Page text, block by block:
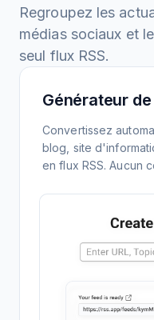
Regroupez les
médias sociaux et
seul flux RSS.
Générateur
Convertissez
blog, site
en flux RSS. Aucun